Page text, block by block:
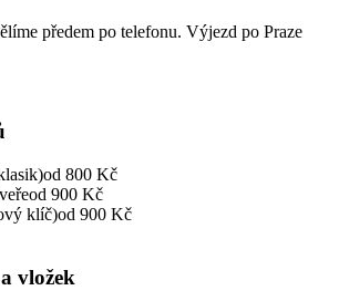
předem po telefonu. Výjezd po Praze
od 800 Kč
od 900 Kč
klíč)od 900 Kč
vložek